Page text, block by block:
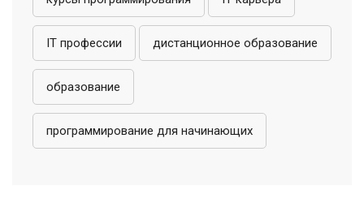
IT профессии дистанционное образование
образование
программирование для начинающих